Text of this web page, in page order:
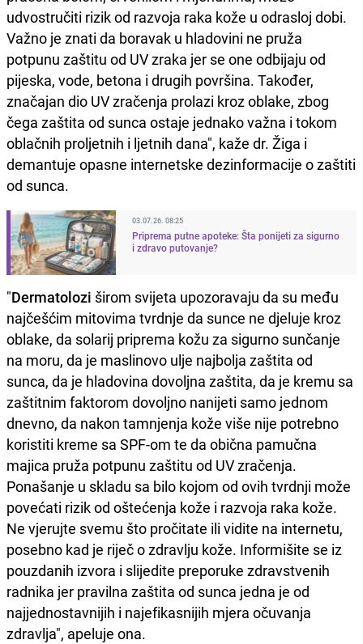
udvostručiti rizik od razvoja raka kože u odrasloj dobi.
Važno je znati da boravak u hladovini ne pruža
potpunu zaštitu od UV zraka jer se one odbijaju od
pijeska, vode, betona i drugih površina. Također,
značajan dio UV zračenja prolazi kroz oblake, zbog
čega zaštita od sunca ostaje jednako važna i tokom
oblačnih proljetnih i ljetnih dana", kaže dr. Žiga i
demantuje opasne internetske dezinformacije o zaštiti
od sunca.
03.07.26. 08:25
Priprema putne apoteke: Šta ponijeti za sigurno
i zdravo putovanje?
"Dermatolozi širom svijeta upozoravaju da su među
najčešćim mitovima tvrdnje da sunce ne djeluje kroz
oblake, da solarij priprema kožu za sigurno sunčanje
na moru, da je maslinovo ulje najbolja zaštita od
sunca, da je hladovina dovoljna zaštita, da je kremu sa
zaštitnim faktorom dovoljno nanijeti samo jednom
dnevno, da nakon tamnjenja kože više nije potrebno
koristiti kreme sa SPF-om te da obična pamučna
majica pruža potpunu zaštitu od UV zračenja.
Ponašanje u skladu sa bilo kojom od ovih tvrdnji može
povećati rizik od oštećenja kože i razvoja raka kože.
Ne vjerujte svemu što pročitate ili vidite na internetu,
posebno kad je riječ o zdravlju kože. Informišite se iz
pouzdanih izvora i slijedite preporuke zdravstvenih
radnika jer pravilna zaštita od sunca jedna je od
najjednostavnijih i najefikasnijih mjera očuvanja
zdravlja", apeluje ona.